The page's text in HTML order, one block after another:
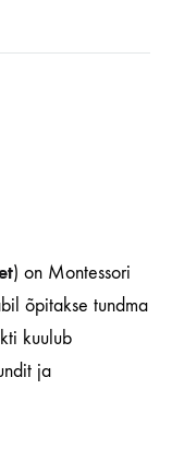
) on Montessori
õpitakse tundma
kuulub
ja